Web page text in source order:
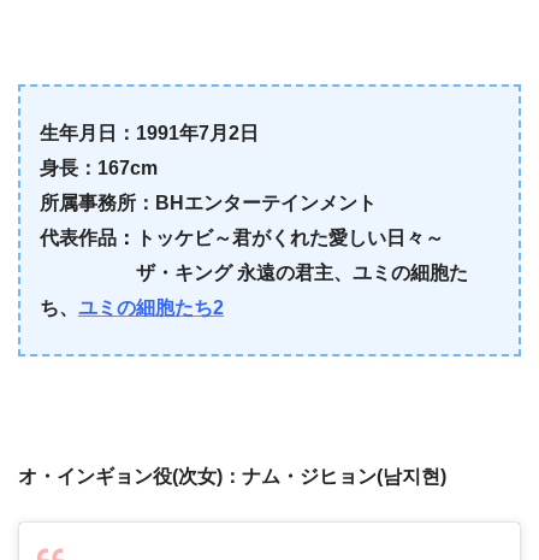
生年月日： 1991年7月 2 日
身長：167cm
所属事務所： BH エンターテインメント
代表作品 ：
トッケビ～君がくれた愛しい日々～
ザ・キング 永遠の君主、ユミの細胞た
ち、 ユミの細胞たち2
オ・インギョン役(次女)： ナム・ジヒョン(남지현)